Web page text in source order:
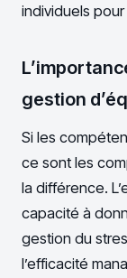
individuels
gestion
Si les
ce sont les
la différence.
capacité à
gestion du
l’efficacité